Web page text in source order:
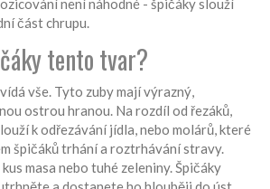
není náhodné - špičáky slouží
část chrupu.
tento tvar?
vše. Tyto zuby mají výrazný,
ostrou hranou. Na rozdíl od řezáků,
k odřezávání jídla, nebo molárů, které
špičáků trhání a roztrhávání stravy.
masa nebo tuhé zeleniny. Špičáky